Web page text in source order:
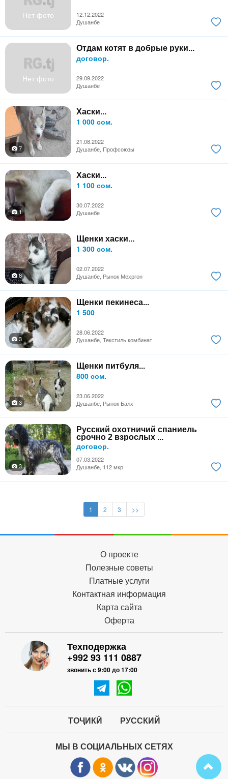
Нет фото
12.12.2022
Душанбе
Нет фото
Отдам котят в добрые руки...
договор.
29.09.2022
Душанбе
Хаски...
1 000 сом.
21.08.2022
7
Душанбе, Профсоюзы
Хаски...
1 100 сом.
30.07.2022
1
Душанбе
Щенки хаски...
1 300 сом.
02.07.2022
8
Душанбе, Рынок Мехргон
Щенки пекинеса...
1 500
28.06.2022
3
Душанбе, Текстиль комбинат
Щенки питбуля...
800 сом.
23.06.2022
3
Душанбе, Рынок Балх
Русский охотничий спаниель
срочно 2 взрослых ...
договор.
07.03.2022
3
Душанбе, 112 мкр
1 2 3 >>
О проекте
Полезные советы
Платные услуги
Контактная информация
Карта сайта
Оферта
Техподержка
+992 93 111 0887
звонить с 9:00 до 17:00
ТОҶИКӢ РУССКИЙ
МЫ В СОЦИАЛЬНЫХ СЕТЯХ